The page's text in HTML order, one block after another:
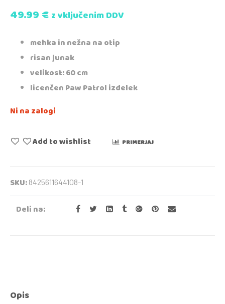
49.99€z vključenim DDV
mehka in nežna na otip
risan junak
velikost: 60 cm
licenčen Paw Patrol izdelek
Ni na zalogi
Add to wishlist PRIMERJAJ
SKU: 8425611644108-1
Deli na:
Opis